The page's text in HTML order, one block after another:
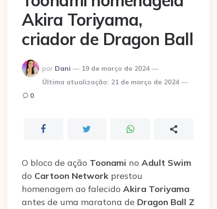
Akira Toriyama,
criador de Dragon Ball
Postado
por
por Dani
19 de março de 2024
Última atualização: 21 de março de 2024
0
O bloco de ação Toonami no Adult Swim
do Cartoon Network prestou
homenagem ao falecido Akira Toriyama
antes de uma maratona de Dragon Ball Z